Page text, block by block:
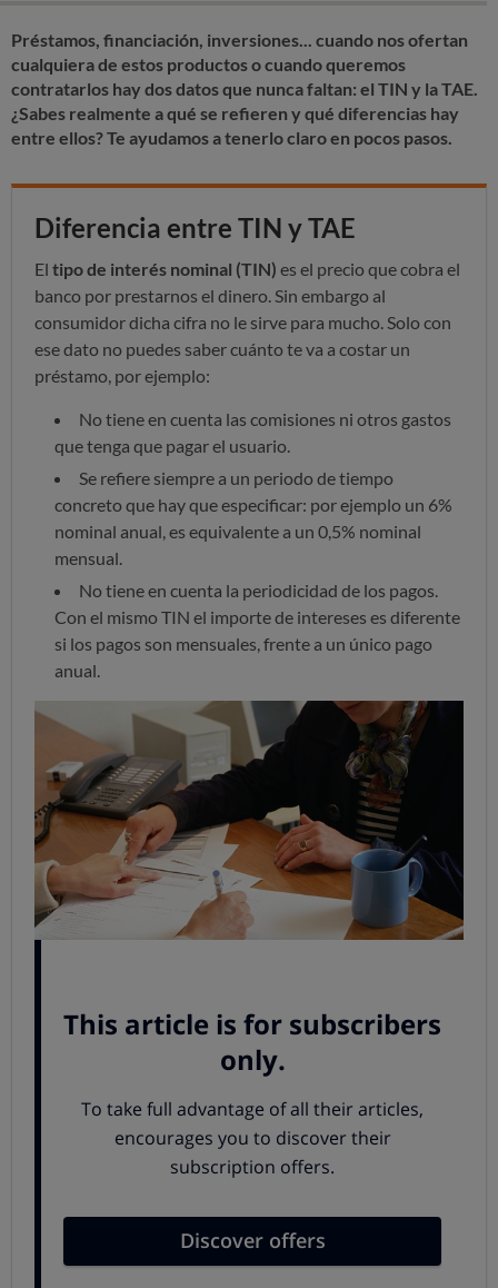
Préstamos, financiación, inversiones... cuando nos ofertan
cualquiera de estos productos o cuando queremos
contratarlos hay dos datos que nunca faltan: el TIN y la TAE.
¿Sabes realmente a qué se refieren y qué diferencias hay
entre ellos? Te ayudamos a tenerlo claro en pocos pasos.
Diferencia entre TIN y TAE
El tipo de interés nominal (TIN) es el precio que cobra el
banco por prestarnos el dinero. Sin embargo al
consumidor dicha cifra no le sirve para mucho. Solo con
ese dato no puedes saber cuánto te va a costar un
préstamo, por ejemplo:
No tiene en cuenta las comisiones ni otros gastos
que tenga que pagar el usuario.
Se refiere siempre a un periodo de tiempo
concreto que hay que especificar: por ejemplo un 6%
nominal anual, es equivalente a un 0,5% nominal
mensual.
No tiene en cuenta la periodicidad de los pagos.
Con el mismo TIN el importe de intereses es diferente
si los pagos son mensuales, frente a un único pago
anual.
El dato objetivo en que hay que fijarse para comparar el
coste de un préstamo es la TAE (Tasa Anual
), que es lo que mide el coste efectivo de un
teniendo en cuenta las comisiones y gastos a pagar por
el consumidor y la frecuencia de los pagos.
real
La normativa obliga a las entidades financieras a